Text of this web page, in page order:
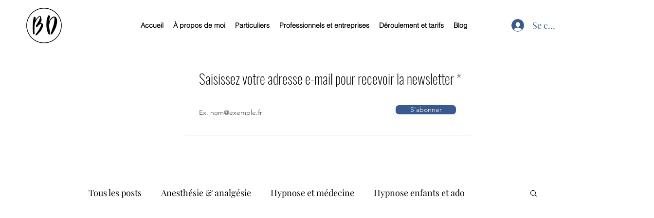
Accueil À propos de moi Particuliers Professionnels et entreprises Déroulement et tarifs Blog Se connecter
Saisissez votre adresse e-mail pour recevoir la newsletter
S'abonner
Tous les posts Anesthésie & analgésie Hypnose et médecine Hypnose enfants et ado